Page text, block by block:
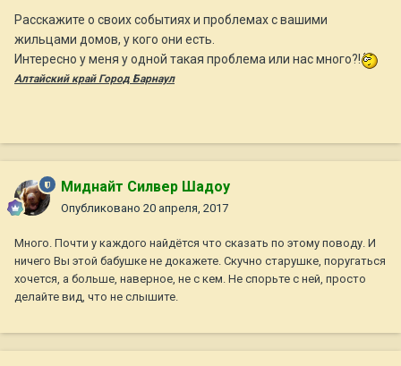
Расскажите о своих событиях и проблемах с вашими
жильцами домов, у кого они есть.
Интересно у меня у одной такая проблема или нас много?!
Алтайский край Город Барнаул
Миднайт Силвер Шадоу
Опубликовано 20 апреля, 2017
Много. Почти у каждого найдётся что сказать по этому поводу. И
ничего Вы этой бабушке не докажете. Скучно старушке, поругаться
хочется, а больше, наверное, не с кем. Не спорьте с ней, просто
делайте вид, что не слышите.